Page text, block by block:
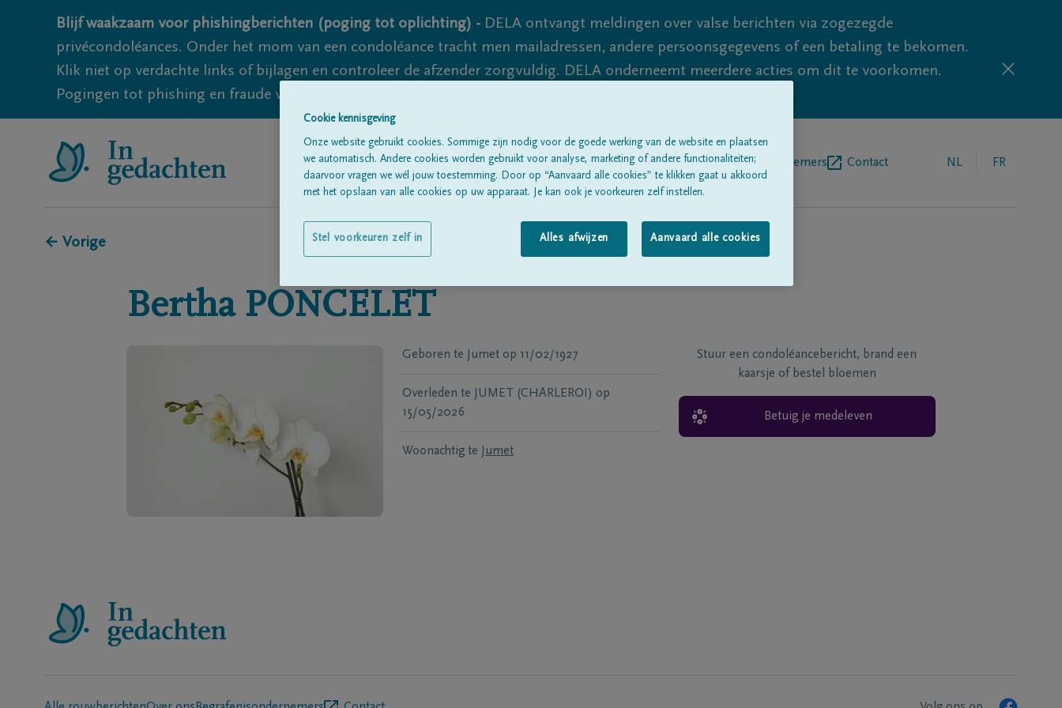
Blijf waakzaam voor phishingberichten (poging tot oplichting) - DELA ontvangt meldingen over valse berichten via zogezegde
privécondoléances. Onder het mom van een condoléance tracht men mailadressen, andere persoonsgegevens of een betaling te bekomen.
Klik niet op verdachte links of bijlagen en controleer de afzender zorgvuldig. DELA onderneemt meerdere acties om dit te voorkomen.
Pogingen tot phishing en fraude vallen echter nooit volledig uit te sluiten, dus blijf waakzaam.
Alle rouwberichten Over onsBegrafenisondernemers Contact NL FR
← Vorige
Bertha PONCELET
Geboren te Jumet op 11/02/1927
Overleden te JUMET (CHARLEROI) op
15/05/2026
Woonachtig te Jumet
Stuur een condoléancebericht, brand een
kaarsje of bestel bloemen
Betuig je medeleven
Cookie kennisgeving
Onze website gebruikt cookies. Sommige zijn nodig voor de goede werking van de website en plaatsen
we automatisch. Andere cookies worden gebruikt voor analyse, marketing of andere functionaliteiten;
daarvoor vragen we wél jouw toestemming. Door op “Aanvaard alle cookies” te klikken gaat u akkoord
met het opslaan van alle cookies op uw apparaat. Je kan ook je voorkeuren zelf instellen.
Alles afwijzen Aanvaard alle cookies
Stel voorkeuren zelf in